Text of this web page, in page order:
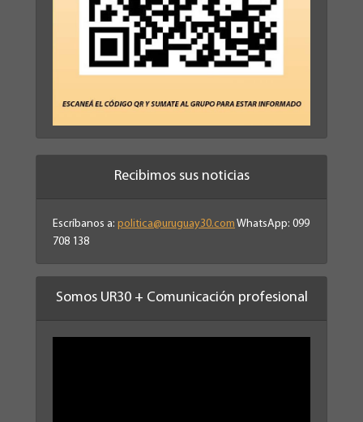
Recibimos sus noticias
Escríbanos a: politica@uruguay30.com WhatsApp: 099
708 138
Somos UR30 + Comunicación profesional